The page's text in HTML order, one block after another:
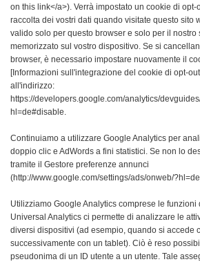
on this link</a>). Verrà impostato un cookie di
raccolta dei vostri dati quando visitate questo sito
valido solo per questo browser e solo per il nostro
memorizzato sul vostro dispositivo. Se si
browser, è necessario impostare nuovamente il
[Informazioni sull'integrazione del cookie di opt-
all'indirizzo:
https://developers.google.com/analytics/
hl=de#disable.
Continuiamo a utilizzare Google Analytics per
doppio clic e AdWords a fini statistici. Se non lo
tramite il Gestore preferenze annunci
(http://www.google.com/settings/ads/onweb/
Utilizziamo Google Analytics comprese le funzioni
Universal Analytics ci permette di analizzare le
diversi dispositivi (ad esempio, quando si accede
successivamente con un tablet). Ciò è reso
pseudonima di un ID utente a un utente. Tale